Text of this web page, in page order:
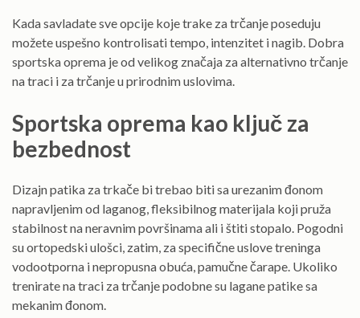
Kada savladate sve opcije koje trake za trčanje poseduju
možete uspešno kontrolisati tempo, intenzitet i nagib. Dobra
sportska oprema je od velikog značaja za alternativno trčanje
na traci i za trčanje u prirodnim uslovima.
Sportska oprema kao ključ za
bezbednost
Dizajn patika za trkače bi trebao biti sa urezanim đonom
napravljenim od laganog, fleksibilnog materijala koji pruža
stabilnost na neravnim površinama ali i štiti stopalo. Pogodni
su ortopedski ulošci, zatim, za specifične uslove treninga
vodootporna i nepropusna obuća, pamučne čarape. Ukoliko
trenirate na traci za trčanje podobne su lagane patike sa
mekanim đonom.